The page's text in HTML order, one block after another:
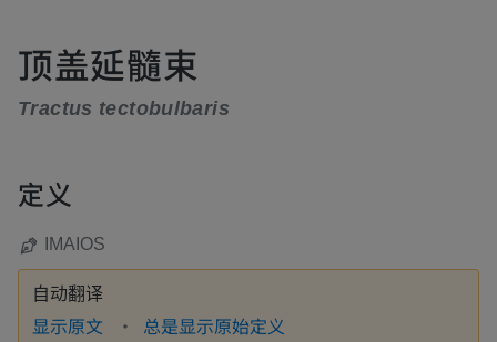
顶盖延髓束
Tractus tectobulbaris
定义
IMAIOS
自动翻译
显示原文 总是显示原始定义